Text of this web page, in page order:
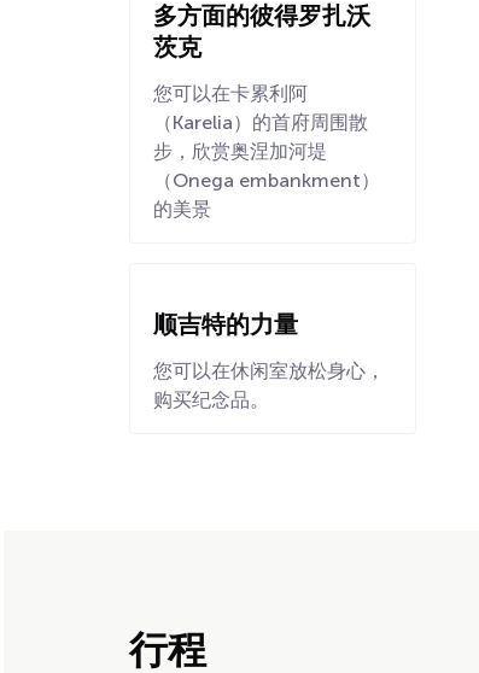
多方面的彼得罗扎沃
茨克
您可以在卡累利阿
（Karelia）的首府周围散
步，欣赏奥涅加河堤
（Onega embankment）
的美景
顺吉特的力量
您可以在休闲室放松身心，
购买纪念品。
行程